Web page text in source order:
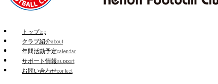
トップtop
クラブ紹介about
年間活動予定calendar
サポート情報support
お問い合わせcontact